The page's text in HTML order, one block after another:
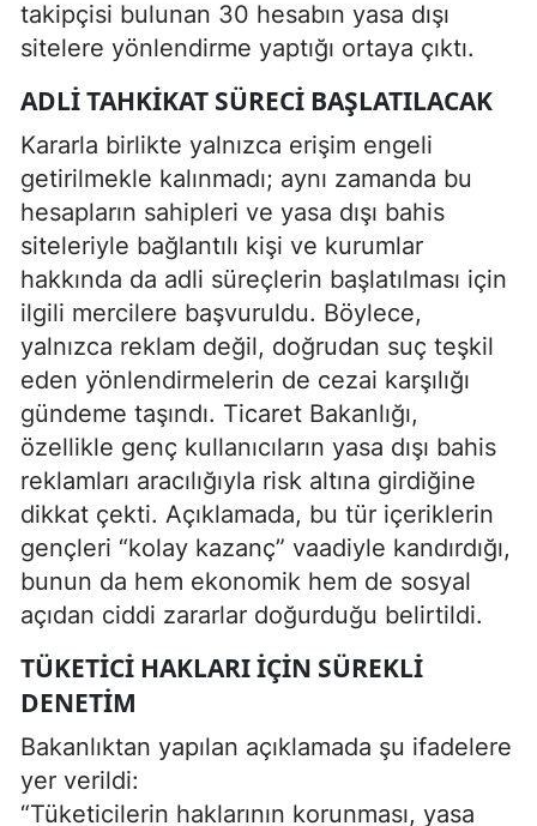
takipçisi bulunan 30 hesabın yasa dışı
sitelere yönlendirme yaptığı ortaya çıktı.
ADLI TAHKIKAT SÜRECI BAŞLATILACAK
Kararla birlikte yalnızca erişim engeli
getirilmekle kalınmadı; aynı zamanda bu
hesapların sahipleri ve yasa dışı bahis
siteleriyle bağlantılı kişi ve kurumlar
hakkında da adli süreçlerin başlatılması için
ilgili mercilere başvuruldu. Böylece,
yalnızca reklam değil, doğrudan suç teşkil
eden yönlendirmelerin de cezai karşılığı
gündeme taşındı. Ticaret Bakanlığı,
özellikle genç kullanıcıların yasa dışı bahis
reklamları aracılığıyla risk altına girdiğine
dikkat çekti. Açıklamada, bu tür içeriklerin
gençleri “kolay kazanç” vaadiyle kandırdığı,
bunun da hem ekonomik hem de sosyal
açıdan ciddi zararlar doğurduğu belirtildi.
TÜKETICI HAKLARI İÇIN SÜREKLI
DENETIM
Bakanlıktan yapılan açıklamada şu ifadelere
yer verildi:
“Tüketicilerin haklarının korunması, yasa